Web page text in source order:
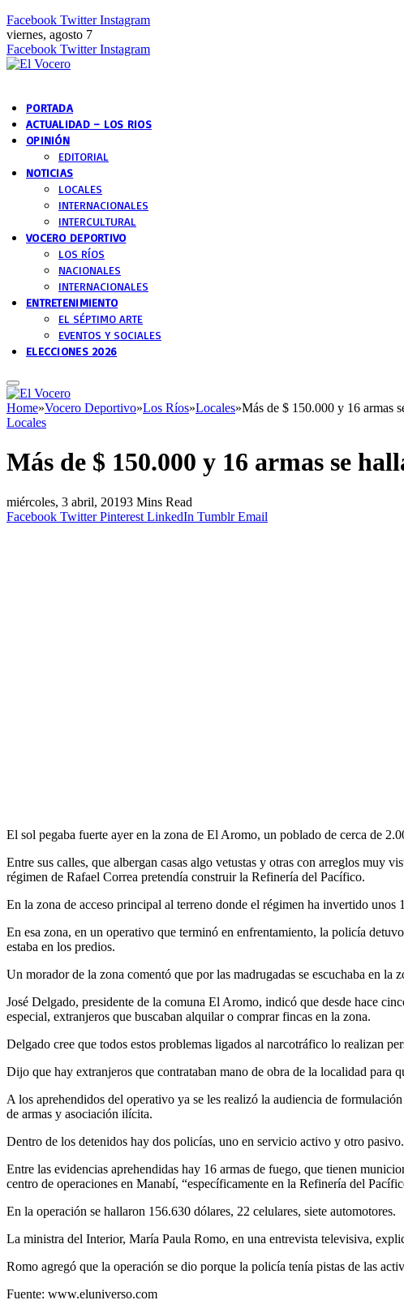
Facebook Twitter Instagram
viernes, agosto 7
Facebook Twitter Instagram
PORTADA
ACTUALIDAD – LOS RIOS
OPINIÓN
EDITORIAL
NOTICIAS
LOCALES
INTERNACIONALES
INTERCULTURAL
VOCERO DEPORTIVO
LOS RÍOS
NACIONALES
INTERNACIONALES
ENTRETENIMIENTO
EL SÉPTIMO ARTE
EVENTOS Y SOCIALES
ELECCIONES 2026
Home»Vocero Deportivo»Los Ríos»Locales»Más de $ 150.000 y 16 armas
Locales
Más de $ 150.000 y 16 armas se
miércoles, 3 abril, 20193 Mins Read
Facebook Twitter Pinterest LinkedIn Tumblr Email
El sol pegaba fuerte ayer en la zona de El Aromo, un poblado de cerca de
Entre sus calles, que albergan casas algo vetustas y otras con arreglos muy
régimen de Rafael Correa pretendía construir la Refinería del Pacífico.
En la zona de acceso principal al terreno donde el régimen ha invertido
En esa zona, en un operativo que terminó en enfrentamiento, la policía
estaba en los predios.
Un morador de la zona comentó que por las madrugadas se escuchaba en la
José Delgado, presidente de la comuna El Aromo, indicó que desde hace
especial, extranjeros que buscaban alquilar o comprar fincas en la zona.
Delgado cree que todos estos problemas ligados al narcotráfico lo realizan
Dijo que hay extranjeros que contrataban mano de obra de la localidad para
A los aprehendidos del operativo ya se les realizó la audiencia de
de armas y asociación ilícita.
Dentro de los detenidos hay dos policías, uno en servicio activo y otro
Entre las evidencias aprehendidas hay 16 armas de fuego, que tienen
centro de operaciones en Manabí, “específicamente en la Refinería del
En la operación se hallaron 156.630 dólares, 22 celulares, siete automotores.
La ministra del Interior, María Paula Romo, en una entrevista televisiva,
Romo agregó que la operación se dio porque la policía tenía pistas de las
Fuente: www.eluniverso.com